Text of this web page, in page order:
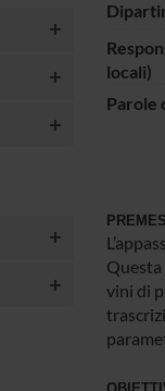
locali)
Parole
vini di